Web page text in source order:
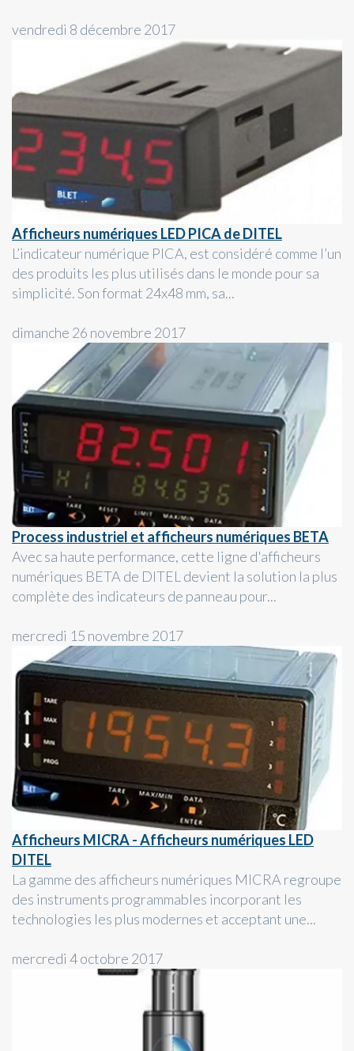
vendredi 8 décembre 2017
Afficheurs numériques LED PICA de DITEL
L’indicateur numérique PICA, est considéré comme l’un
des produits les plus utilisés dans le monde pour sa
simplicité. Son format 24x48 mm, sa...
dimanche 26 novembre 2017
Process industriel et afficheurs numériques BETA
Avec sa haute performance, cette ligne d'afficheurs
numériques BETA de DITEL devient la solution la plus
complète des indicateurs de panneau pour...
mercredi 15 novembre 2017
Afficheurs MICRA - Afficheurs numériques LED
DITEL
La gamme des afficheurs numériques MICRA regroupe
des instruments programmables incorporant les
technologies les plus modernes et acceptant une...
mercredi 4 octobre 2017